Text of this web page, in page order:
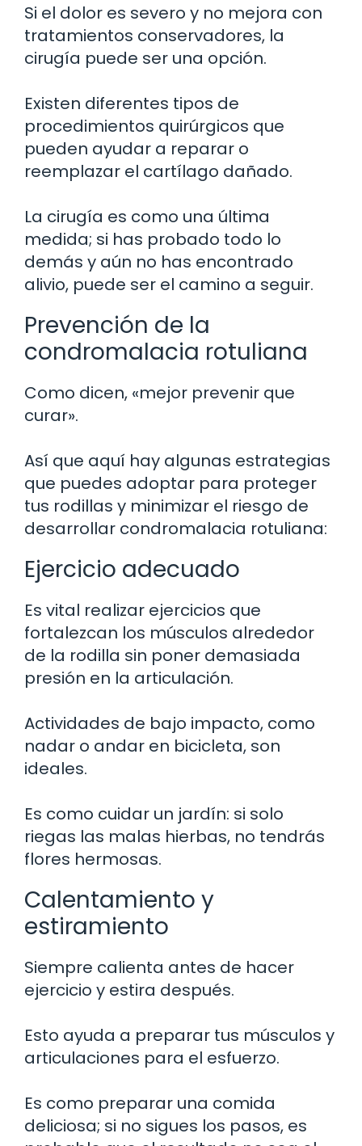
Si el dolor es severo y no mejora con
tratamientos conservadores, la
cirugía puede ser una opción.
Existen diferentes tipos de
procedimientos quirúrgicos que
pueden ayudar a reparar o
reemplazar el cartílago dañado.
La cirugía es como una última
medida; si has probado todo lo
demás y aún no has encontrado
alivio, puede ser el camino a seguir.
Prevención de la
condromalacia rotuliana
Como dicen, «mejor prevenir que
curar».
Así que aquí hay algunas estrategias
que puedes adoptar para proteger
tus rodillas y minimizar el riesgo de
desarrollar condromalacia rotuliana:
Ejercicio adecuado
Es vital realizar ejercicios que
fortalezcan los músculos alrededor
de la rodilla sin poner demasiada
presión en la articulación.
Actividades de bajo impacto, como
nadar o andar en bicicleta, son
ideales.
Es como cuidar un jardín: si solo
riegas las malas hierbas, no tendrás
flores hermosas.
Calentamiento y
estiramiento
Siempre calienta antes de hacer
ejercicio y estira después.
Esto ayuda a preparar tus músculos y
articulaciones para el esfuerzo.
Es como preparar una comida
deliciosa; si no sigues los pasos, es